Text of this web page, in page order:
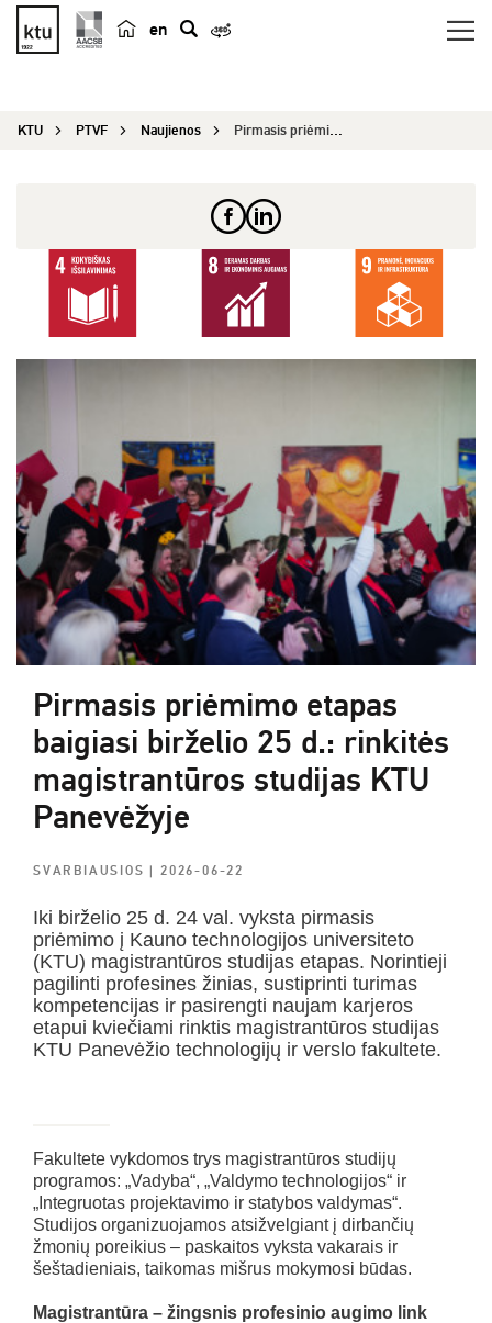
en
e
KTU PTVF Naujienos Pirmasis priėmimo etapas baigiasi birželio 25 d....
Pirmasis priėmimo etapas
baigiasi birželio 25 d.: rinkitės
magistrantūros studijas KTU
Panevėžyje
SVARBIAUSIOS| 2026-06-22
Iki birželio 25 d. 24 val. vyksta pirmasis
priėmimo į Kauno technologijos universiteto
(KTU) magistrantūros studijas etapas. Norintieji
pagilinti profesines žinias, sustiprinti turimas
kompetencijas ir pasirengti naujam karjeros
etapui kviečiami rinktis magistrantūros studijas
KTU Panevėžio technologijų ir verslo fakultete.
Fakultete vykdomos trys magistrantūros studijų
programos: „Vadyba“, „Valdymo technologijos“ ir
„Integruotas projektavimo ir statybos valdymas“.
Studijos organizuojamos atsižvelgiant į dirbančių
žmonių poreikius – paskaitos vyksta vakarais ir
šeštadieniais, taikomas mišrus mokymosi būdas.
Magistrantūra – žingsnis profesinio augimo link